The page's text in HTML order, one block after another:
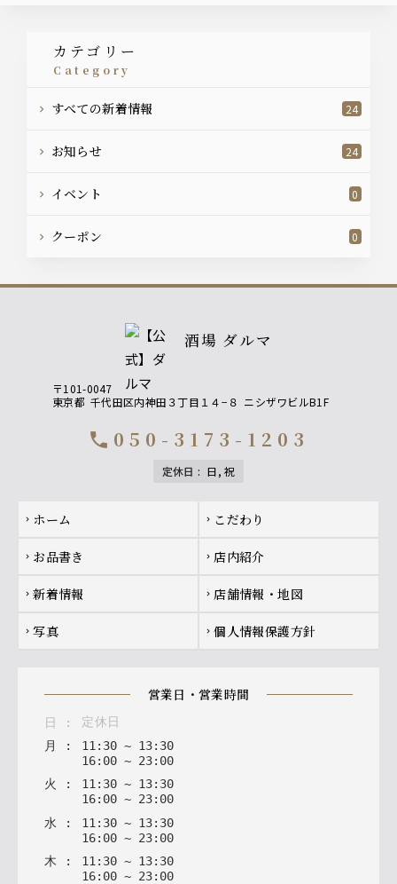
カテゴリー
category
すべての新着情報 24
お知らせ 24
イベント 0
クーポン 0
酒場 ダルマ
〒101-0047
東京都 千代田区内神田３丁目１４−８ ニシザワビルB1F
call 050-3173-1203
定休日 : 日, 祝
Footer navigation
chevron_right ホーム chevron_right こだわり
chevron_right お品書き chevron_right 店内紹介
chevron_right 新着情報 chevron_right 店舗情報・地図
chevron_right 写真 chevron_right 個人情報保護方針
営業日・営業時間
日 :
定休日
月
: 11: 30 ~ 13: 30
16: 00 ~ 23: 00
火
: 11: 30 ~ 13: 30
16: 00 ~ 23: 00
水 : 11 : 30 ~ 13: 30
16: 00 ~ 23: 00
木 : 11 : 30 ~ 13: 30
16: 00 ~ 23: 00